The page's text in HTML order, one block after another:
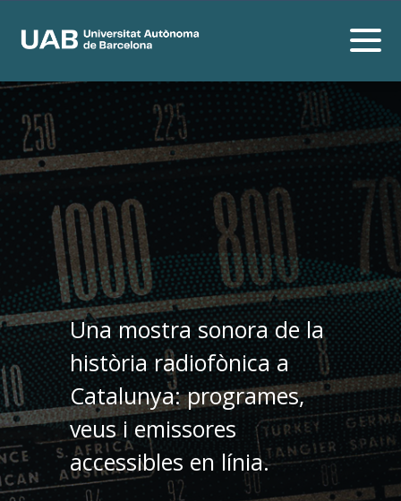
Una mostra sonora de la
història radiofònica a
Catalunya: programes,
veus i emissores
accessibles en línia.